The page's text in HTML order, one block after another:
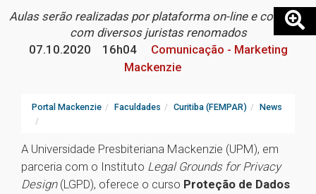
Aulas serão realizadas por plataforma on-line e contarão
com diversos juristas renomados
07.10.2020
16h04
Comunicação - Marketing
Mackenzie
Portal Mackenzie Faculdades Curitiba (FEMPAR) News
A Universidade Presbiteriana Mackenzie (UPM), em
parceria com o Instituto Legal Grounds for Privacy
Design(LGPD), oferece o curso Proteção de Dados